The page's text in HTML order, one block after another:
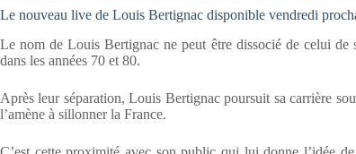
Le nouveau live de Louis Bertignac disponible vendredi
Le nom de Louis Bertignac ne peut être dissocié de celui
dans les années 70 et 80.
Après leur séparation, Louis Bertignac poursuit sa carrière
l’amène à sillonner la France.